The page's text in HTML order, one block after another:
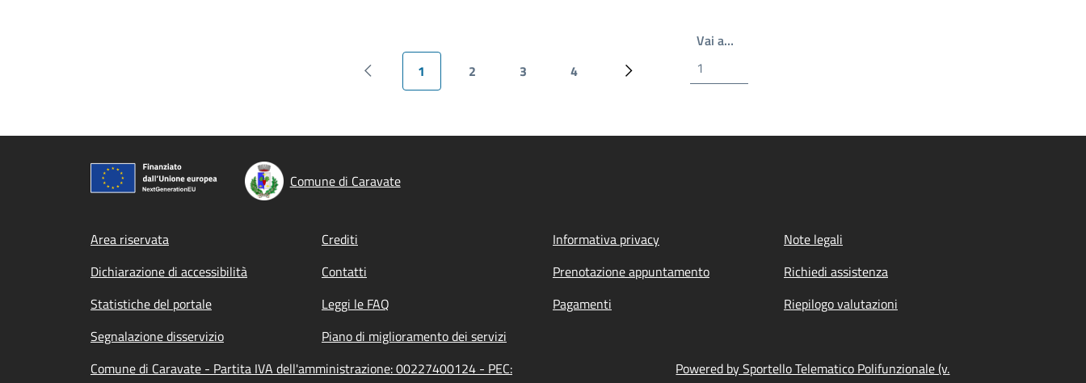
Pagina precedente
Pagina attuale
1
Pagina
2
Pagina
3
Pagina
4
Pagina successiva
Vai a…Scrivi il numero della pagina a cui andare
Comune di Caravate
Footer menu
Area riservata Crediti Informativa privacy
Note legali
Dichiarazione di accessibilità
Contatti Prenotazione appuntamento
Richiedi assistenza
Statistiche del portale
Leggi le FAQ Pagamenti
Riepilogo valutazioni
Segnalazione disservizio
Piano di miglioramento dei servizi
Comune di Caravate - Partita IVA dell'amministrazione: 00227400124 - PEC:
Powered by Sportello Telematico Polifunzionale (v.